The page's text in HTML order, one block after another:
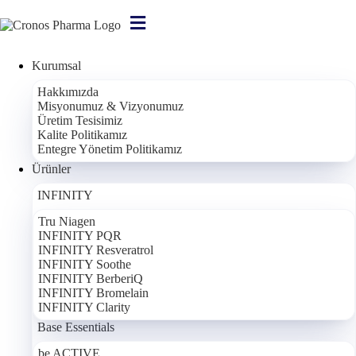
Kurumsal
Hakkımızda
Misyonumuz & Vizyonumuz
Üretim Tesisimiz
Kalite Politikamız
Entegre Yönetim Politikamız
Ürünler
INFINITY
Tru Niagen
INFINITY PQR
INFINITY Resveratrol
INFINITY Soothe
INFINITY BerberiQ
INFINITY Bromelain
INFINITY Clarity
Base Essentials
be ACTIVE
/
Medya
/
Haberler
bir tıbbi teşhis, tedavi veya öneri niteliği taşımaz. Burada bahsi geçen
hiçbir bileşen veya gıda takviyesi hastalıkları tedavi etmek, önlemek
veya iyileştirmek amacıyla kullanılamaz. Sağlığınızla ilgili kararlar için
lütfen hekiminize ve eczacınıza danışınız.
Cronos Pharma 5. Fonksiyonel Tıp Kongresi’nde
Ürünlerini Tanıttı!
Bu yıl beşincisi düzenlenen Fonksiyonel Tıp Kongresi’nde Cronos